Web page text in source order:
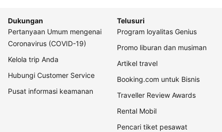
Dukungan
Pertanyaan Umum mengenai
Coronavirus (COVID-19)
Kelola trip Anda
Hubungi Customer Service
Pusat informasi keamanan
Telusuri
Program loyalitas Genius
Promo liburan dan musiman
Artikel travel
Booking.com untuk Bisnis
Traveller Review Awards
Rental Mobil
Pencari tiket pesawat